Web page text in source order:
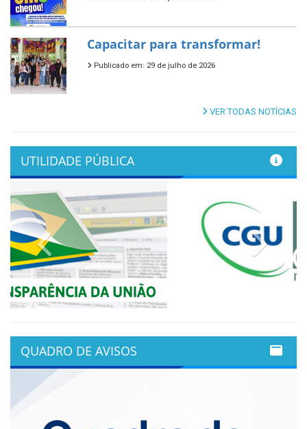
Capacitar para transformar!
Publicado em: 29 de julho de 2026
VER TODAS NOTÍCIAS
UTILIDADE PÚBLICA
Previous Next
QUADRO DE AVISOS